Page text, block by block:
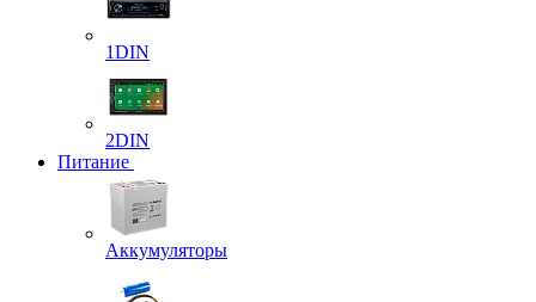
1DIN
2DIN
Питание
Аккумуляторы